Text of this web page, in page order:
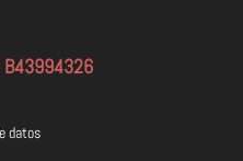
B43994326
datos